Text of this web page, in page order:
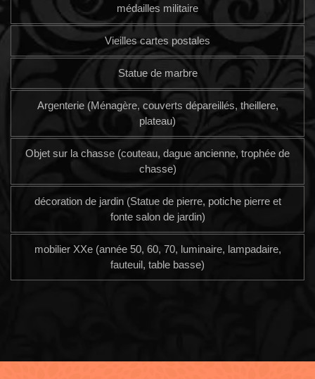
médailles militaire
Vieilles cartes postales
Statue de marbre
Argenterie (Ménagère, couverts dépareillés, theillere,
plateau)
Objet sur la chasse (couteau, dague ancienne, trophée de
chasse)
décoration de jardin (Statue de pierre, potiche pierre et
fonte salon de jardin)
mobilier XXe (année 50, 60, 70, luminaire, lampadaire,
fauteuil, table basse)